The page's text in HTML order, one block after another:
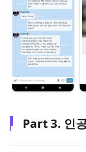
Part 3. 인